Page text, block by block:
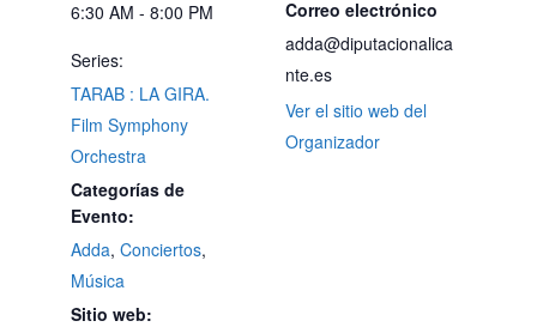
6:30 AM - 8:00 PM
Series:
TARAB : LA GIRA.
Film Symphony
Orchestra
Categorías de
Evento:
Adda, Conciertos,
Música
Sitio web:
Correo electrónico
adda@diputacionalica
nte.es
Ver el sitio web del
Organizador